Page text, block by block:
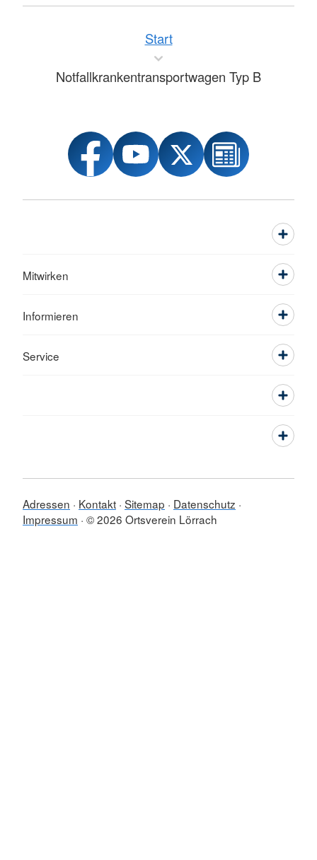
Start
Notfallkrankentransportwagen Typ B
Mitwirken
Informieren
Service
Adressen Kontakt Sitemap
Datenschutz
Impressum © 2026 Ortsverein Lörrach